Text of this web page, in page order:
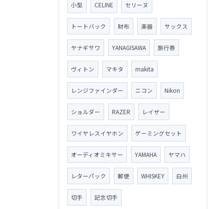
小型 CELINE セリーヌ
トートバック 財布 楽器 サックス
ヤナギサワ YANAGISAWA 旅行券
ヴィトン マキタ makita
レンジファインダー ニコン Nikon
ショルダー RAZER レイザー
ワイヤレスイヤホン ゲーミングセット
オーディオミキサー YAMAHA ヤマハ
レターパック 郵便 WHISKEY 白州
切手 記念切手